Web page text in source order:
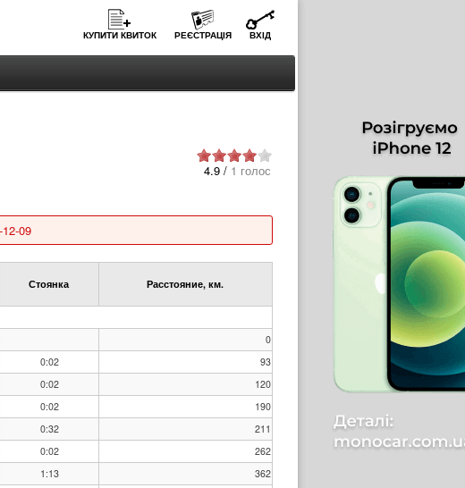
КУПИТИ КВИТОК РЕЄСТРАЦІЯ ВХІД
4.9 / 1 голос
09
Стоянка Расстояние, км.
0
0:02 93
0:02 120
0:02 190
0:32 211
0:02 262
1:13 362